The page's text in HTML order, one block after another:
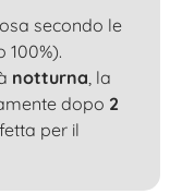
secondo le
100%).
notturna, la
dopo 2
per il